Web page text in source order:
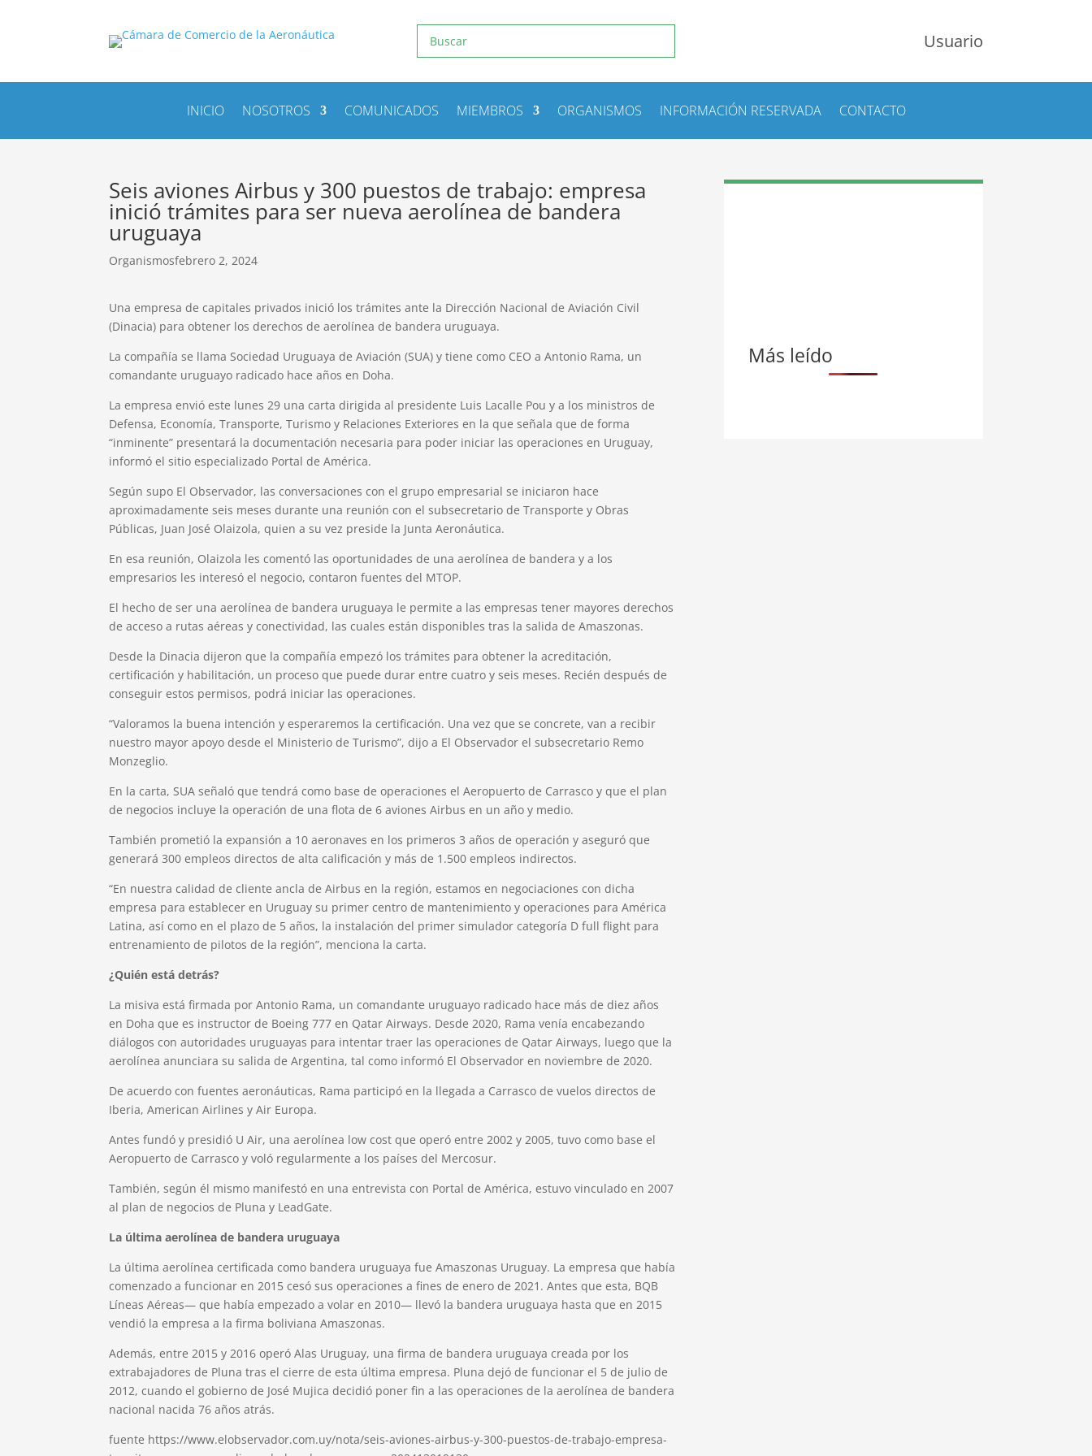
Usuario
INICIO NOSOTROS COMUNICADOS MIEMBROS ORGANISMOS INFORMACIÓN RESERVADA CONTACTO
Seis aviones Airbus y 300 puestos de trabajo: empresa
inició trámites para ser nueva aerolínea de bandera
uruguaya
Organismosfebrero 2, 2024
Una empresa de capitales privados inició los trámites ante la Dirección Nacional de Aviación Civil
(Dinacia) para obtener los derechos de aerolínea de bandera uruguaya.
La compañía se llama Sociedad Uruguaya de Aviación (SUA) y tiene como CEO a Antonio Rama, un
comandante uruguayo radicado hace años en Doha.
La empresa envió este lunes 29 una carta dirigida al presidente Luis Lacalle Pou y a los ministros de
Defensa, Economía, Transporte, Turismo y Relaciones Exteriores en la que señala que de forma
“inminente” presentará la documentación necesaria para poder iniciar las operaciones en Uruguay,
informó el sitio especializado Portal de América.
Según supo El Observador, las conversaciones con el grupo empresarial se iniciaron hace
aproximadamente seis meses durante una reunión con el subsecretario de Transporte y Obras
Públicas, Juan José Olaizola, quien a su vez preside la Junta Aeronáutica.
En esa reunión, Olaizola les comentó las oportunidades de una aerolínea de bandera y a los
empresarios les interesó el negocio, contaron fuentes del MTOP.
El hecho de ser una aerolínea de bandera uruguaya le permite a las empresas tener mayores derechos
de acceso a rutas aéreas y conectividad, las cuales están disponibles tras la salida de Amaszonas.
Desde la Dinacia dijeron que la compañía empezó los trámites para obtener la acreditación,
certificación y habilitación, un proceso que puede durar entre cuatro y seis meses. Recién después de
conseguir estos permisos, podrá iniciar las operaciones.
“Valoramos la buena intención y esperaremos la certificación. Una vez que se concrete, van a recibir
nuestro mayor apoyo desde el Ministerio de Turismo”, dijo a El Observador el subsecretario Remo
Monzeglio.
En la carta, SUA señaló que tendrá como base de operaciones el Aeropuerto de Carrasco y que el plan
de negocios incluye la operación de una flota de 6 aviones Airbus en un año y medio.
También prometió la expansión a 10 aeronaves en los primeros 3 años de operación y aseguró que
generará 300 empleos directos de alta calificación y más de 1.500 empleos indirectos.
“En nuestra calidad de cliente ancla de Airbus en la región, estamos en negociaciones con dicha
empresa para establecer en Uruguay su primer centro de mantenimiento y operaciones para América
Latina, así como en el plazo de 5 años, la instalación del primer simulador categoría D full flight para
entrenamiento de pilotos de la región”, menciona la carta.
¿Quién está detrás?
La misiva está firmada por Antonio Rama, un comandante uruguayo radicado hace más de diez años
en Doha que es instructor de Boeing 777 en Qatar Airways. Desde 2020, Rama venía encabezando
diálogos con autoridades uruguayas para intentar traer las operaciones de Qatar Airways, luego que la
aerolínea anunciara su salida de Argentina, tal como informó El Observador en noviembre de 2020.
De acuerdo con fuentes aeronáuticas, Rama participó en la llegada a Carrasco de vuelos directos de
Iberia, American Airlines y Air Europa.
Antes fundó y presidió U Air, una aerolínea low cost que operó entre 2002 y 2005, tuvo como base el
Aeropuerto de Carrasco y voló regularmente a los países del Mercosur.
También, según él mismo manifestó en una entrevista con Portal de América, estuvo vinculado en 2007
al plan de negocios de Pluna y LeadGate.
La última aerolínea de bandera uruguaya
La última aerolínea certificada como bandera uruguaya fue Amaszonas Uruguay. La empresa que había
comenzado a funcionar en 2015 cesó sus operaciones a fines de enero de 2021. Antes que esta, BQB
Líneas Aéreas— que había empezado a volar en 2010— llevó la bandera uruguaya hasta que en 2015
vendió la empresa a la firma boliviana Amaszonas.
Además, entre 2015 y 2016 operó Alas Uruguay, una firma de bandera uruguaya creada por los
extrabajadores de Pluna tras el cierre de esta última empresa. Pluna dejó de funcionar el 5 de julio de
2012, cuando el gobierno de José Mujica decidió poner fin a las operaciones de la aerolínea de bandera
nacional nacida 76 años atrás.
fuente https://www.elobservador.com.uy/nota/seis-aviones-airbus-y-300-puestos-de-trabajo-empresa-
Más leído